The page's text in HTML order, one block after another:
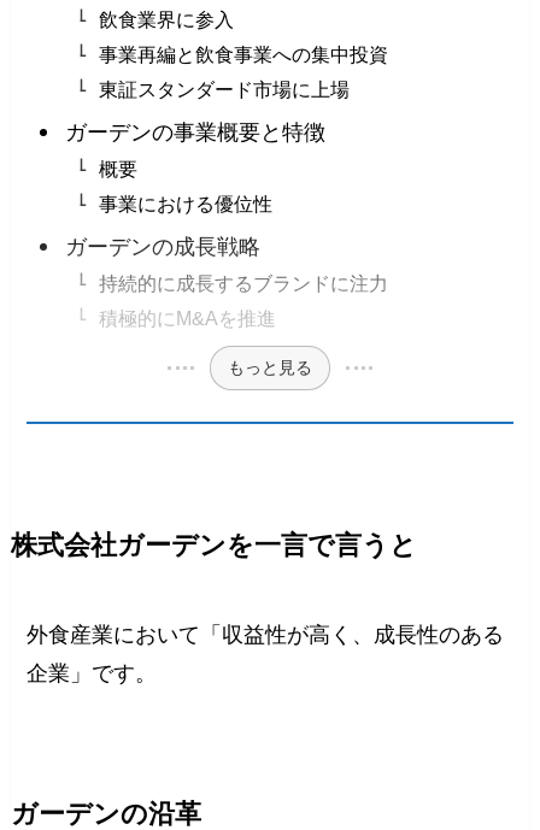
飲食業界に参入
事業再編と飲食事業への集中投資
東証スタンダード市場に上場
ガーデンの事業概要と特徴
概要
事業における優位性
ガーデンの成長戦略
持続的に成長するブランドに注力
積極的にM&Aを推進
もっと見る
株式会社ガーデンを一言で言うと
外食産業において「収益性が高く、成長性のある
企業」です。
ガーデンの沿革